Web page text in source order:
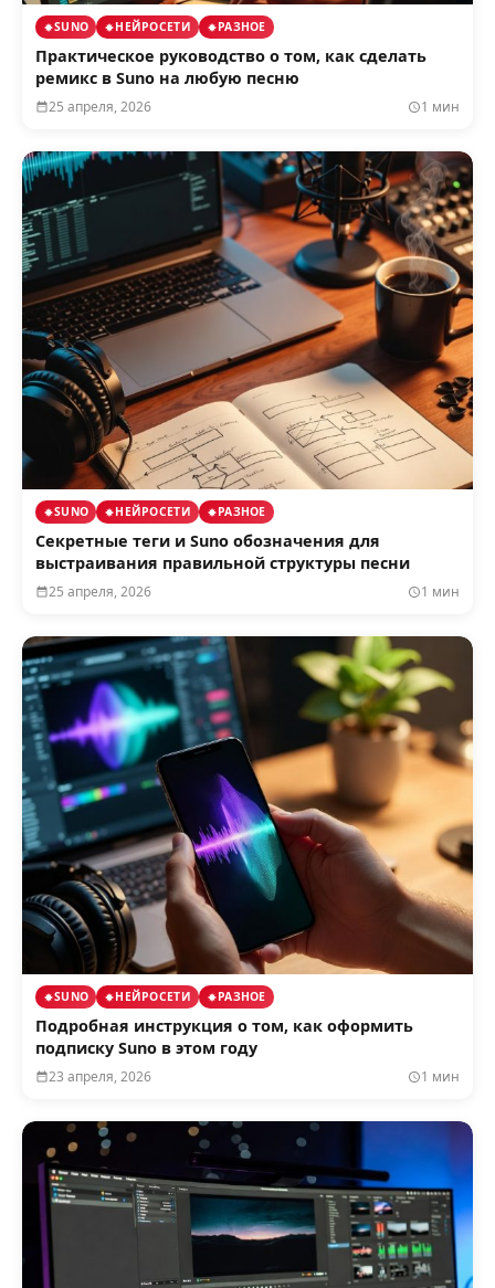
SUNO НЕЙРОСЕТИ РАЗНОЕ
Практическое руководство о том, как сделать
ремикс в Suno на любую песню
25 апреля, 2026 1 мин
SUNO НЕЙРОСЕТИ РАЗНОЕ
Секретные теги и Suno обозначения для
выстраивания правильной структуры песни
25 апреля, 2026 1 мин
SUNO НЕЙРОСЕТИ РАЗНОЕ
Подробная инструкция о том, как оформить
подписку Suno в этом году
23 апреля, 2026 1 мин